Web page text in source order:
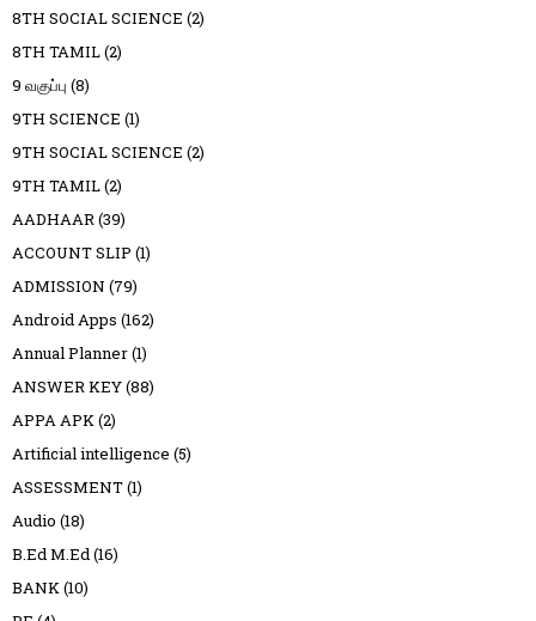
8TH SOCIAL SCIENCE (2)
8TH TAMIL(2)
9 வகுப்பு (8)
9TH SCIENCE (1)
9TH SOCIAL SCIENCE (2)
9TH TAMIL(2)
AADHAAR(39)
ACCOUNT SLIP (1)
ADMISSION (79)
Android Apps (162)
Annual Planner(1)
ANSWER KEY(88)
APPA APK(2)
Artificial intelligence (5)
ASSESSMENT(1)
Audio (18)
B.Ed M.Ed(16)
BANK(10)